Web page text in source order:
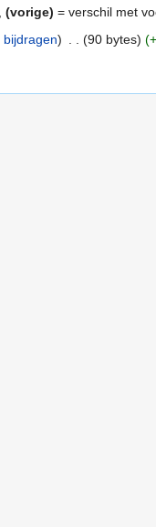
(vorige) = verschil met
bijdragen) (90 bytes)